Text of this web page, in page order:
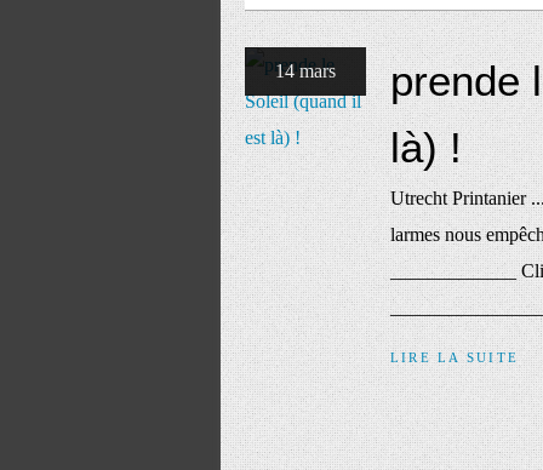
14 mars
prende
là) !
Utrecht Printanier
larmes nous
_____________
LIRE LA SUITE